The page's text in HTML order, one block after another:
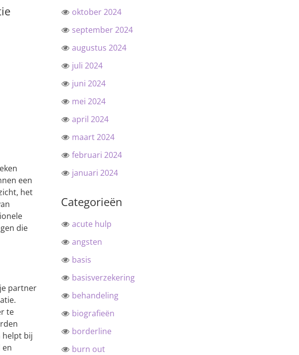
een
het
die
partner
te
helpt bij
en
oktober 2024
september 2024
augustus 2024
juli 2024
juni 2024
mei 2024
april 2024
maart 2024
februari 2024
januari 2024
Categorieën
acute hulp
angsten
basis
basisverzekering
behandeling
biografieën
borderline
burn out